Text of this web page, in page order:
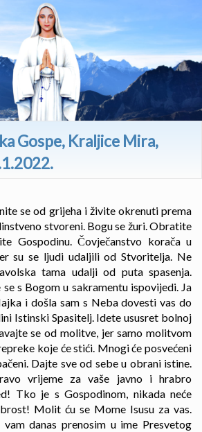
Gospe, Kraljice Mira,
se od grijeha i živite okrenuti prema
stvoreni. Bogu se žuri. Obratite
Gospodinu. Čovječanstvo korača u
su se ljudi udaljili od Stvoritelja. Ne
tama udalji od puta spasenja.
s Bogom u sakramentu ispovijedi. Ja
i došla sam s Neba dovesti vas do
Istinski Spasitelj. Idete ususret bolnoj
se od molitve, jer samo molitvom
koje će stići. Mnogi će posvećeni
Dajte sve od sebe u obrani istine.
vrijeme za vaše javno i hrabro
Tko je s Gospodinom, nikada neće
Molit ću se Mome Isusu za vas.
danas prenosim u ime Presvetog